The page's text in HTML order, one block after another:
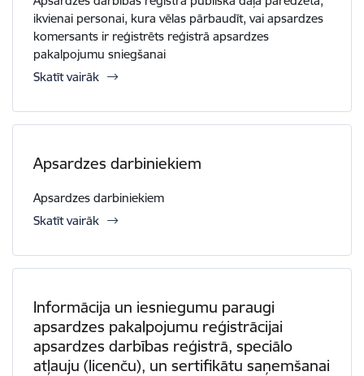
ikvienai personai, kura vēlas pārbaudīt, vai apsardzes
komersants ir reģistrēts reģistrā apsardzes
pakalpojumu sniegšanai
Skatīt vairāk
Apsardzes darbiniekiem
Apsardzes darbiniekiem
Skatīt vairāk
Informācija un iesniegumu paraugi
apsardzes pakalpojumu reģistrācijai
apsardzes darbības reģistrā, speciālo
atļauju (licenču), un sertifikātu saņemšanai